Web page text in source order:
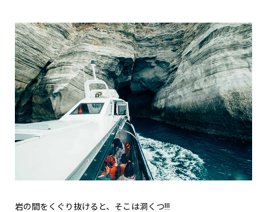
岩の間をくぐり抜けると、そこは洞くつ!!!